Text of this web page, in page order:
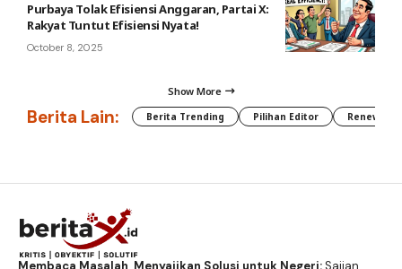
Purbaya Tolak Efisiensi Anggaran, Partai X:
Rakyat Tuntut Efisiensi Nyata!
October 8, 2025
Show More
Berita Lain: Berita Trending Pilihan Editor
Membaca Masalah, Menyajikan Solusi untuk Negeri:Sajian